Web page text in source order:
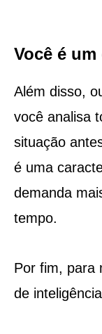
Você é
Além disso,
você analisa
situação
é uma
demanda
tempo.
Por fim, para
de